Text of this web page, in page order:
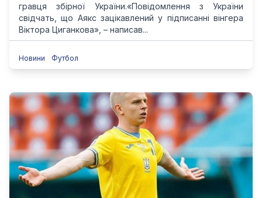
гравця збірної України.«Повідомлення з України
свідчать, що Аякс зацікавлений у підписанні вінгера
Віктора Циганкова», – написав...
Новини Футбол